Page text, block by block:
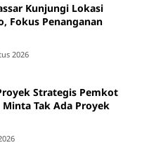
Kunjungi Lokasi
Fokus Penanganan
2026
Strategis Pemkot
Minta Tak Ada Proyek